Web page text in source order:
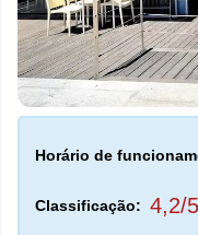
Cafés
Horário de
Classificação: 4,2/